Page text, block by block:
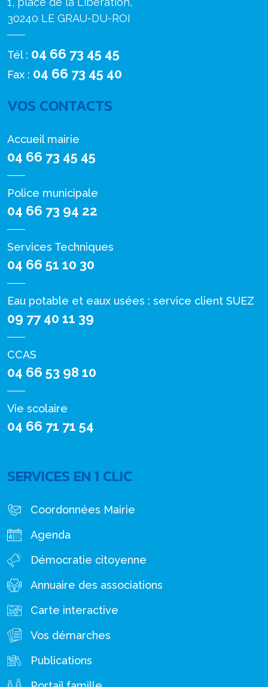
30240 LE GRAU-DU-ROI
Tél : 04 66 73 45 45
Fax : 04 66 73 45 40
VOS CONTACTS
Accueil mairie
04 66 73 45 45
Police municipale
04 66 73 94 22
Services Techniques
04 66 51 10 30
Eau potable et eaux usées : service client SUEZ
09 77 40 11 39
CCAS
04 66 53 98 10
Vie scolaire
04 66 71 71 54
SERVICES EN 1 CLIC
Coordonnées Mairie
Agenda
Démocratie citoyenne
Annuaire des associations
Carte interactive
Vos démarches
Publications